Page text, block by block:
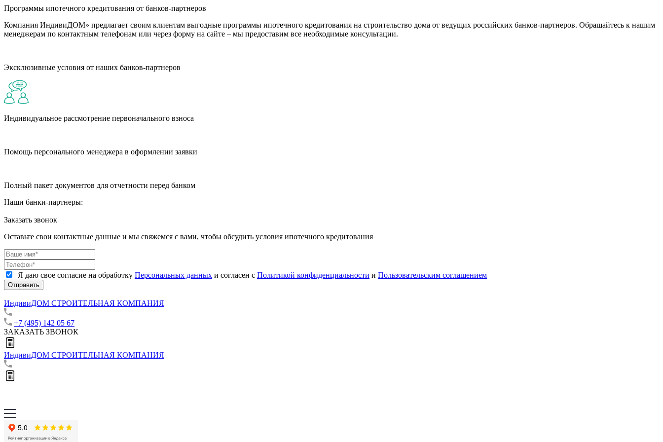
Программы ипотечного кредитования от банков-партнеров
Компания ИндивиДОМ» предлагает своим клиентам выгодные программы ипотечного кредитования на строительство дома от ведущих российских банков-партнеров. Обращайтесь к нашим
менеджерам по контактным телефонам или через форму на сайте – мы предоставим все необходимые консультации.
Эксклюзивные условия от наших банков-партнеров
Индивидуальное рассмотрение первоначального взноса
Помощь персонального менеджера в оформлении заявки
Полный пакет документов для отчетности перед банком
Наши банки-партнеры:
Заказать звонок
Оставьте свои контактные данные и мы свяжемся с вами, чтобы обсудить условия ипотечного кредитования
Я даю свое согласие на обработку Персональных данных и согласен с Политикой конфиденциальности и Пользовательским соглашением
Отправить
ИндивиДОМ СТРОИТЕЛЬНАЯ КОМПАНИЯ
+7 (495) 142 05 67
ЗАКАЗАТЬ ЗВОНОК
ИндивиДОМ СТРОИТЕЛЬНАЯ КОМПАНИЯ